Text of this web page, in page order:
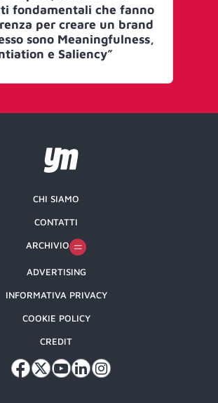
fondamentali che fanno
per creare un brand
sono Meaningfulness,
e Saliency”
CHI SIAMO
CONTATTI
ARCHIVIO
ADVERTISING
INFORMATIVA PRIVACY
COOKIE POLICY
CREDIT